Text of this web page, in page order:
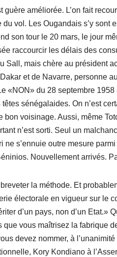
guère améliorée. L’on fait
du vol. Les Ougandais s’y
son tour le 20 mars, le jour
raccourcir les délais des
Sall, mais chère au président
et de Navarre, personne
«NON» du 28 septembre
sénégalaides. On n’est
bon voisinage. Aussi, même
n’est sorti. Seul un
ne s’ennuie outre mesure
Nouvellement arrivés.
la méthode. Et
électorale en vigueur sur le
d’un pays, non d’un
que vous maîtrisez la fabrique
devez nommer, à
Kory Kondiano à